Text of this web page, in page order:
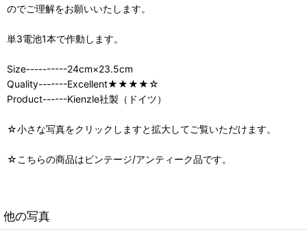
のでご理解をお願いいたします。
単3電池1本で作動します。
Size----------24cm×23.5cm
Quality-------Excellent★★★★☆
Product------Kienzle社製（ドイツ）
☆小さな写真をクリックしますと拡大してご覧いただけます。
☆こちらの商品はビンテージ/アンティーク品です。
他の写真